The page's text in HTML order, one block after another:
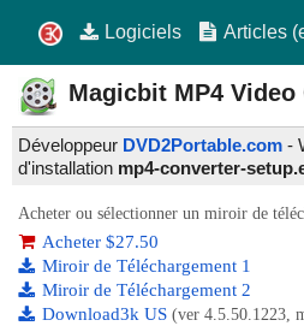
Logiciels Articles
Magicbit MP4 Video
Développeur DVD2Portable.com -
d'installation mp4-converter-
Acheter ou sélectionner un miroir de
Acheter $27.50
Miroir de Téléchargement 1
Miroir de Téléchargement 2
Download3k US (ver 4.5.50.1223,